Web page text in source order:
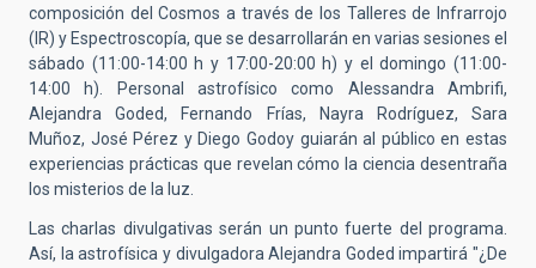
composición del Cosmos a través de los Talleres de Infrarrojo
(IR) y Espectroscopía, que se desarrollarán en varias sesiones el
sábado (11:00-14:00 h y 17:00-20:00 h) y el domingo (11:00-
14:00 h). Personal astrofísico como Alessandra Ambrifi,
Alejandra Goded, Fernando Frías, Nayra Rodríguez, Sara
Muñoz, José Pérez y Diego Godoy guiarán al público en estas
experiencias prácticas que revelan cómo la ciencia desentraña
los misterios de la luz.
Las charlas divulgativas serán un punto fuerte del programa.
Así, la astrofísica y divulgadora Alejandra Goded impartirá "¿De